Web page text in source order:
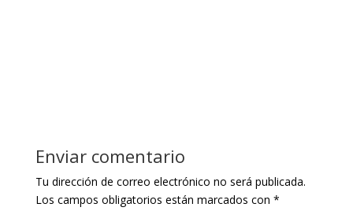
Enviar comentario
Tu dirección de correo electrónico no será publicada.
Los campos obligatorios están marcados con *